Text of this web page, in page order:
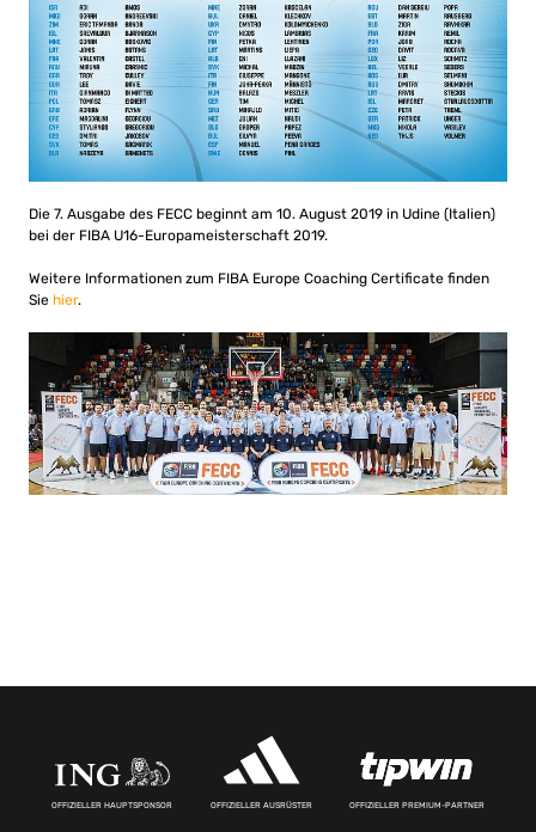
Die 7. Ausgabe des FECC beginnt am 10. August 2019 in Udine (Italien)
bei der FIBA ​​U16-Europameisterschaft 2019.
Weitere Informationen zum FIBA ​​Europe Coaching Certificate finden
Sie hier.
OFFIZIELLER HAUPTSPONSOR OFFIZIELLER AUSRÜSTER OFFIZIELLER PREMIUM-PARTNER